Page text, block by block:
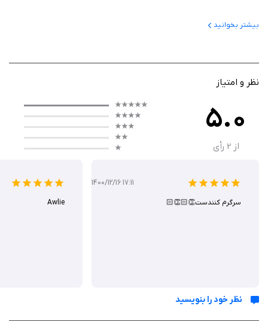
نیاز به برنامه‌ریزی و تصمیم‌گیری هوشمندانه دارد. شما باید با استفاده از
قدرت‌های جادویی و تکنیک‌های جنگی مناسب، به جنگ با موجودات مختلف و
گرافیک زیبا و طراحی هنری منحصر به فرد
است. بازی از رنگ‌های زنده و شخصیت‌های منحصر به فرد بهره می‌برد که تجربه
بصری ارزشمندی به بازیکن ارائه می‌دهد. هر محیط بازی به‌طور دقیق طراحی
در این بازی، بازیکنان این امکان را دارند که شخصیت‌های مختلفی را انتخاب کنند
بیشتر بخوانید
نظر و امتیاز
5.0
از 2 رأی
1400/12/16 17:11
سرگرم کنندست👏🏻👏🏻 Awlie
نظر خود را بنویسید